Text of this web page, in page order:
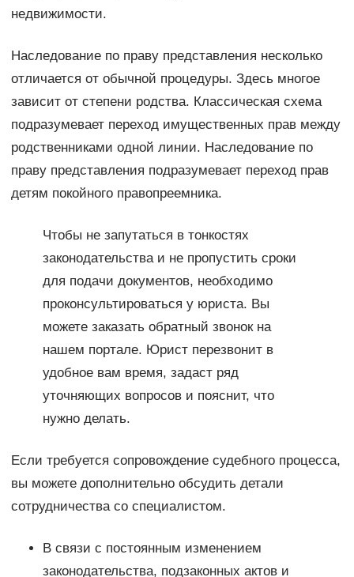
недвижимости.
Наследование по праву представления несколько
отличается от обычной процедуры. Здесь многое
зависит от степени родства. Классическая схема
подразумевает переход имущественных прав между
родственниками одной линии. Наследование по
праву представления подразумевает переход прав
детям покойного правопреемника.
Чтобы не запутаться в тонкостях
законодательства и не пропустить сроки
для подачи документов, необходимо
проконсультироваться у юриста. Вы
можете заказать обратный звонок на
нашем портале. Юрист перезвонит в
удобное вам время, задаст ряд
уточняющих вопросов и пояснит, что
нужно делать.
Если требуется сопровождение судебного процесса,
вы можете дополнительно обсудить детали
сотрудничества со специалистом.
В связи с постоянным изменением
законодательства, подзаконных актов и